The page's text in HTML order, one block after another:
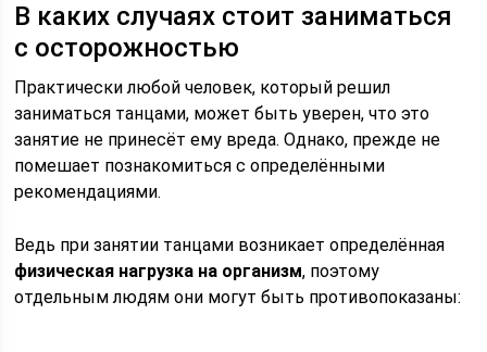
В каких случаях стоит заниматься
с осторожностью
Практически любой человек, который решил
заниматься танцами, может быть уверен, что это
занятие не принесёт ему вреда. Однако, прежде не
помешает познакомиться с определёнными
рекомендациями.
Ведь при занятии танцами возникает определённая
физическая нагрузка на организм, поэтому
отдельным людям они могут быть противопоказаны: